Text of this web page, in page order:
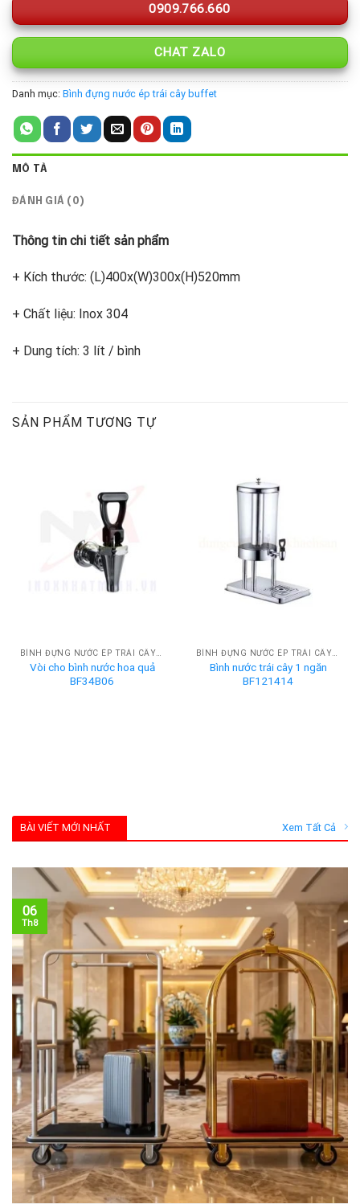
0909.766.660
CHAT ZALO
Danh mục: Bình đựng nước ép trái cây buffet
MÔ TẢ
ĐÁNH GIÁ (0)
Thông tin chi tiết sản phẩm
+ Kích thước: (L)400x(W)300x(H)520mm
+ Chất liệu: Inox 304
+ Dung tích: 3 lít / bình
SẢN PHẨM TƯƠNG TỰ
BÌNH ĐỰNG NƯỚC ÉP TRÁI CÂY BUFFET
Vòi cho bình nước hoa quả
BF34B06
BÌNH ĐỰNG NƯỚC ÉP TRÁI CÂY BUFFET
Bình nước trái cây 1 ngăn
BF121414
BÀI VIẾT MỚI NHẤT Xem Tất Cả
06
Th8